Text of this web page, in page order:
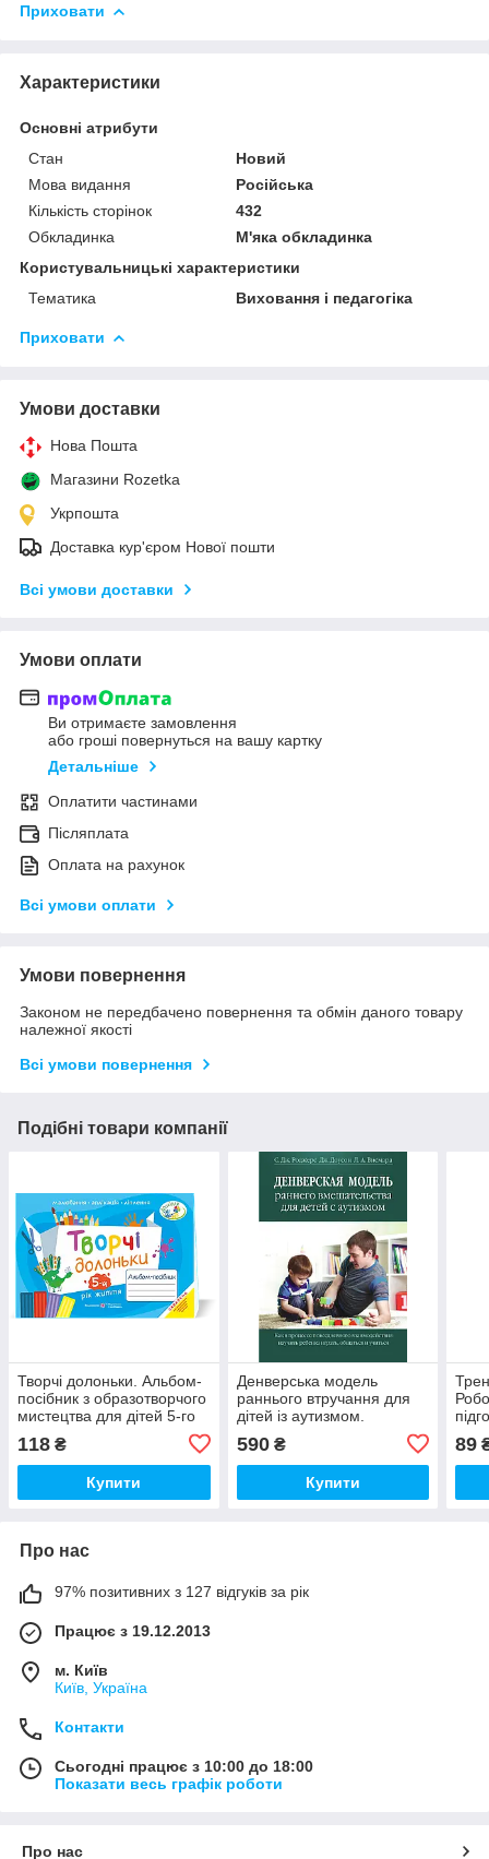
Приховати
Характеристики
Основні атрибути
Стан
Новий
Мова видання
Російська
Кількість сторінок
432
Обкладинка
М'яка обкладинка
Користувальницькі характеристики
Тематика
Виховання і педагогіка
Приховати
Умови доставки
Нова Пошта
Магазини Rozetka
Укрпошта
Доставка кур'єром Нової пошти
Всі умови доставки
Умови оплати
Ви отримаєте замовлення
або гроші повернуться на вашу картку
Детальніше
Оплатити частинами
Післяплата
Оплата на рахунок
Всі умови оплати
Умови повернення
Законом не передбачено повернення та обмін даного товару
належної якості
Всі умови повернення
Подібні товари компанії
Творчі долоньки. Альбом-
посібник з образотворчого
мистецтва для дітей 5-го
118 ₴
Купити
Денверська модель
раннього втручання для
дітей із аутизмом.
590₴
Купити
89
Про нас
97% позитивних з 127 відгуків за рік
Працює з 19.12.2013
м. Київ
Київ, Україна
Контакти
Сьогодні працює з 10:00 до 18:00
Показати весь графік роботи
Про нас